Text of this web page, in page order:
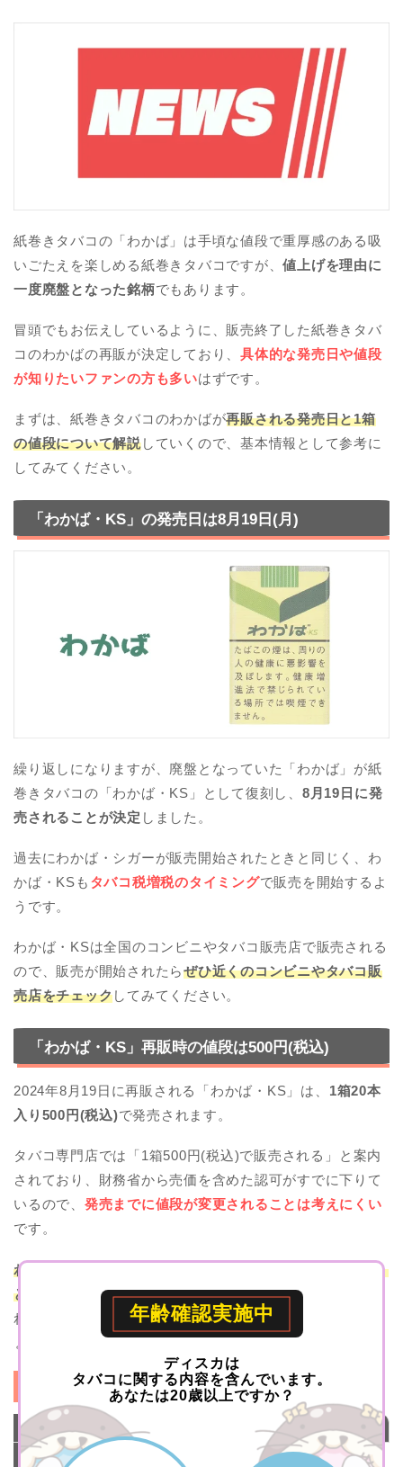
紙巻きタバコの「わかば」は手頃な値段で重厚感のある吸
いごたえを楽しめる紙巻きタバコですが、値上げを理由に
一度廃盤となった銘柄でもあります。
冒頭でもお伝えしているように、販売終了した紙巻きタバ
コのわかばの再販が決定しており、具体的な発売日や値段
が知りたいファンの方も多いはずです。
まずは、紙巻きタバコのわかばが再販される発売日と1箱
の値段について解説していくので、基本情報として参考に
してみてください。
「わかば・KS」の発売日は8月19日(月)
繰り返しになりますが、廃盤となっていた「わかば」が紙
巻きタバコの「わかば・KS」として復刻し、 8月19日に発
売されることが決定 しました。
過去にわかば・シガーが販売開始されたときと同じく、わ
かば・KSも タバコ税増税のタイミングで販売を開始するよ
うです。
わかば・KSは全国のコンビニやタバコ販売店で販売される
ので、販売が開始されたらぜひ近くのコンビニやタバコ販
売店をチェックしてみてください。
「わかば・KS」再販時の値段は500円(税込)
2024年8月19日に再販される「わかば・KS」は、 1箱20本
入り500円(税込)で発売されます。
タバコ専門店では「1箱500円(税込)で販売される」と案内
されており、財務省から売価を含めた認可がすでに下りて
いるので、 発売までに値段が変更されることは考えにくい
です。
わかば・KSの値段はリトルシガー版の「わかば・シガー」
と同じ値段
なので、わかば・シガーを愛煙していた方であ
れば負担を感じることなくスムーズに乗り換えられるでし
ょう。
紙巻きタバコ「わかば・KS」の値段・詳細一覧
値段(税込) 500円
年齢確認実施中
ディスカは
タバコに関する内容を含んでいます。
あなたは20歳以上ですか？